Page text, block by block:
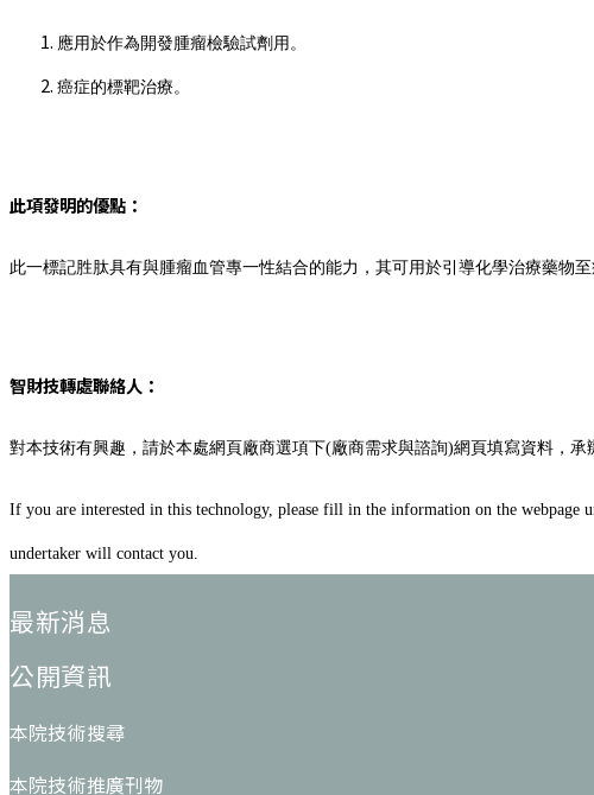
應用於作為開發腫瘤檢驗試劑用。
癌症的標靶治療。
此項發明的優點：
此一標記胜肽具有與腫瘤血管專一性結合的能力，其可用於引導化學治療藥物
智財技轉處聯絡人：
對本技術有興趣，請於本處網頁廠商選項下(廠商需求與諮詢)網頁填寫資料，承
If you are interested in this technology, please fill in the information on the
undertaker will contact you.
最新消息
公開資訊
本院技術搜尋
本院技術推廣刊物